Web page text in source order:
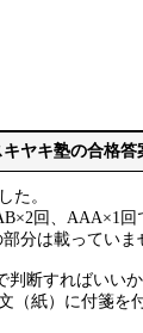
ヤキ塾の合格答
た。
回、AAA×1回
分は載っていま
断すればいい
（紙）に付箋を